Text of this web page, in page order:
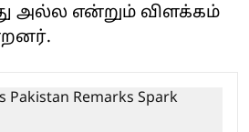
அல்ல என்றும் விளக்கம்